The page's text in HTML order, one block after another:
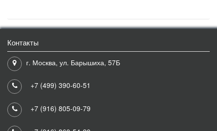
Контакты
г. Москва, ул. Барышиха, 57Б
+7 (499) 390-60-51
+7 (916) 805-09-79